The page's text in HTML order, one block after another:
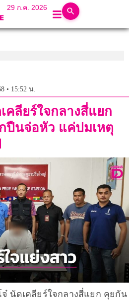
29 ก.ค. 2026
• 15:52 น.
คลียร์ใจกลางสี่แยก
ปืนจ่อหัว แค่ปมเหตุ
จ๋ นัดเคลียร์ใจกลางสี่แยก คุยกัน